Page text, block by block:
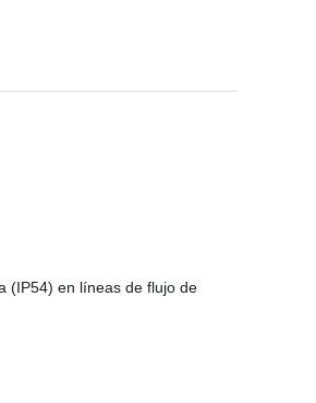
(IP54) en líneas de flujo de